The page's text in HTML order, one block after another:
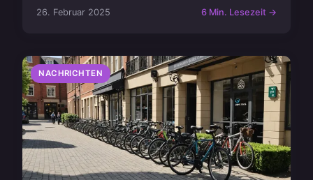
26. Februar 2025 6 Min. Lesezeit →
NACHRICHTEN